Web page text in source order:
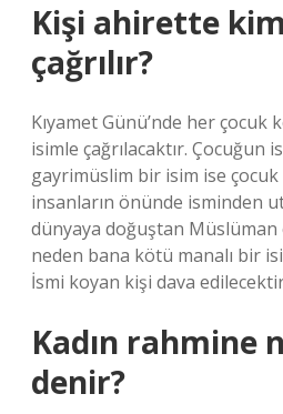
Kişi ahirette
çağrılır?
Kıyamet Günü’nde her çocuk
isimle çağrılacaktır. Çocuğun
gayrimüslim bir isim ise çocuk
insanların önünde isminden
dünyaya doğuştan
neden bana kötü manalı bir
İsmi koyan kişi dava
Kadın rahmine
denir?